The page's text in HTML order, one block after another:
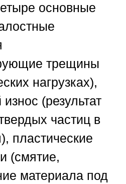
основные
трещины
нагрузках),
(результат
частиц в
пластические
(смятие,
материала под